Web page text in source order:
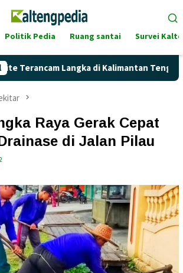
Politik Pedia Ruang santai Survei
Langka di Kalimantan Tengah?
Raya Gerak Cepat
di Jalan Pilau